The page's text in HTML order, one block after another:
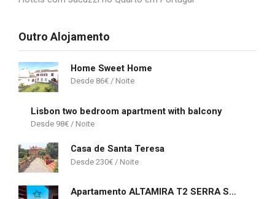
Outro Alojamento
Home Sweet Home
86€
Lisbon two bedroom apartment with balcony
98€
Casa de Santa Teresa
230€
Apartamento ALTAMIRA T2 SERRA SHOPPING